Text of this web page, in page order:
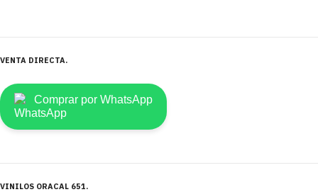
VENTA DIRECTA
Comprar por WhatsApp
VINILOS ORACAL 651